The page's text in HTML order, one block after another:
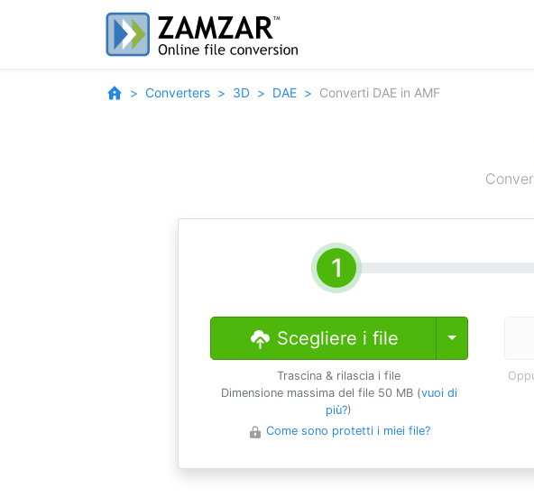
Converters 3D DAE Converti DAE in AMF
Scegliere i file Toggle
Trascina & rilascia i file
Dimensione massima del file 50 MB (vuoi di
più?)
Come sono protetti i miei file?